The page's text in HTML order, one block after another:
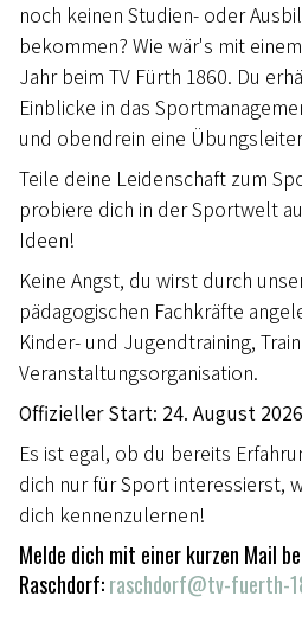
noch keinen Studien- oder
bekommen? Wie wär's mit
Jahr beim TV Fürth 1860. Du
Einblicke in das
und obendrein eine
Teile deine Leidenschaft zum
probiere dich in der Sportwelt
Ideen!
Keine Angst, du wirst durch
pädagogischen Fachkräfte
Kinder- und Jugendtraining,
Veranstaltungsorganisation.
Offizieller Start: 24. August
Es ist egal, ob du bereits
dich nur für Sport interessierst,
dich kennenzulernen!
Melde dich mit einer kurzen Mail
Raschdorf:raschdorf@tv-fuerth-